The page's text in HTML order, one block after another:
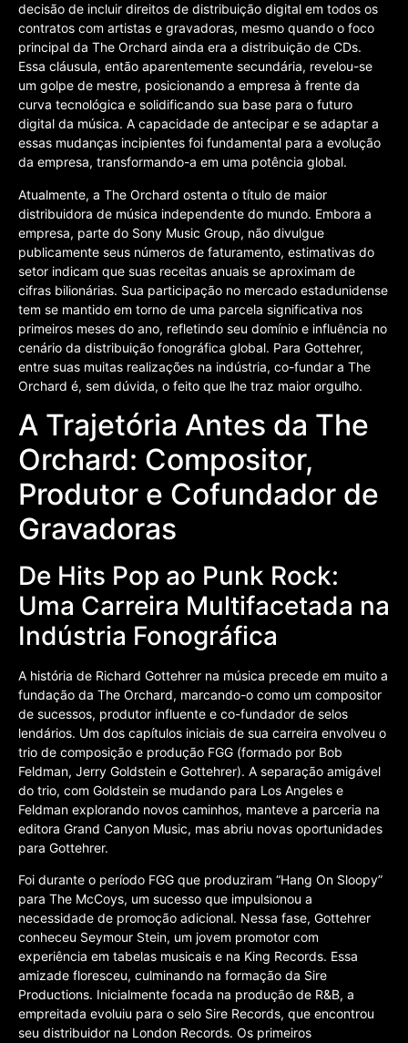
decisão de incluir direitos de distribuição digital em todos os
contratos com artistas e gravadoras, mesmo quando o foco
principal da The Orchard ainda era a distribuição de CDs.
Essa cláusula, então aparentemente secundária, revelou-se
um golpe de mestre, posicionando a empresa à frente da
curva tecnológica e solidificando sua base para o futuro
digital da música. A capacidade de antecipar e se adaptar a
essas mudanças incipientes foi fundamental para a evolução
da empresa, transformando-a em uma potência global.
Atualmente, a The Orchard ostenta o título de maior
distribuidora de música independente do mundo. Embora a
empresa, parte do Sony Music Group, não divulgue
publicamente seus números de faturamento, estimativas do
setor indicam que suas receitas anuais se aproximam de
cifras bilionárias. Sua participação no mercado estadunidense
tem se mantido em torno de uma parcela significativa nos
primeiros meses do ano, refletindo seu domínio e influência no
cenário da distribuição fonográfica global. Para Gottehrer,
entre suas muitas realizações na indústria, co-fundar a The
Orchard é, sem dúvida, o feito que lhe traz maior orgulho.
A Trajetória Antes da The
Orchard: Compositor,
Produtor e Cofundador de
Gravadoras
De Hits Pop ao Punk Rock:
Uma Carreira Multifacetada na
Indústria Fonográfica
A história de Richard Gottehrer na música precede em muito a
fundação da The Orchard, marcando-o como um compositor
de sucessos, produtor influente e co-fundador de selos
lendários. Um dos capítulos iniciais de sua carreira envolveu o
trio de composição e produção FGG (formado por Bob
Feldman, Jerry Goldstein e Gottehrer). A separação amigável
do trio, com Goldstein se mudando para Los Angeles e
Feldman explorando novos caminhos, manteve a parceria na
editora Grand Canyon Music, mas abriu novas oportunidades
para Gottehrer.
Foi durante o período FGG que produziram “Hang On Sloopy”
para The McCoys, um sucesso que impulsionou a
necessidade de promoção adicional. Nessa fase, Gottehrer
conheceu Seymour Stein, um jovem promotor com
experiência em tabelas musicais e na King Records. Essa
amizade floresceu, culminando na formação da Sire
Productions. Inicialmente focada na produção de R&B, a
empreitada evoluiu para o selo Sire Records, que encontrou
seu distribuidor na London Records. Os primeiros